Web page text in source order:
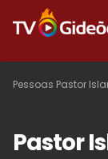
Pessoas Pastor
Pastor